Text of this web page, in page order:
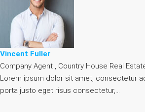
Vincent Fuller
Company Agent , Country House Real
Lorem ipsum dolor sit amet, consectetur
porta justo eget risus consectetur,…